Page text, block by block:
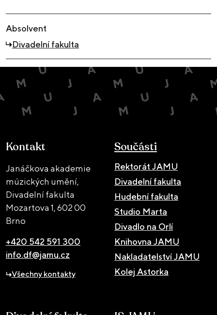
Absolvent
Divadelní fakulta
Kontakt
Janáčkova akademie
múzických umění,
Divadelní fakulta
Mozartova 1,602 00
Brno
+420 542 591 300
info.df@jamu.cz
Všechny kontakty
Součásti
Rektorát JAMU
Divadelní fakulta
Hudební fakulta
Studio Marta
Divadlo na Orlí
Knihovna JAMU
Nakladatelství JAMU
Kolej Astorka